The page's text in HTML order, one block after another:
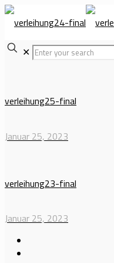
✕
verleihung25-final
Januar 25, 2023
verleihung23-final
Januar 25, 2023